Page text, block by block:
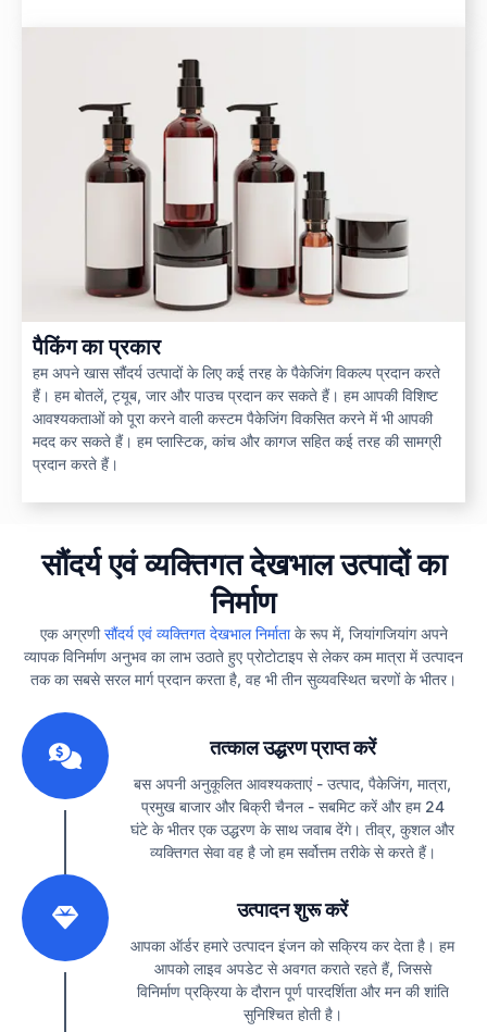
पैकिंग का प्रकार
हम अपने खास सौंदर्य उत्पादों के लिए कई तरह के पैकेजिंग विकल्प प्रदान करते
हैं। हम बोतलें, ट्यूब, जार और पाउच प्रदान कर सकते हैं। हम आपकी विशिष्ट
आवश्यकताओं को पूरा करने वाली कस्टम पैकेजिंग विकसित करने में भी आपकी
मदद कर सकते हैं। हम प्लास्टिक, कांच और कागज सहित कई तरह की सामग्री
प्रदान करते हैं।
सौंदर्य एवं व्यक्तिगत देखभाल उत्पादों का
निर्माण
एक अग्रणीसौंदर्य एवं व्यक्तिगत देखभाल निर्माताके रूप में, जियांगजियांग अपने
व्यापक विनिर्माण अनुभव का लाभ उठाते हुए प्रोटोटाइप से लेकर कम मात्रा में उत्पादन
तक का सबसे सरल मार्ग प्रदान करता है, वह भी तीन सुव्यवस्थित चरणों के भीतर।
तत्काल उद्धरण प्राप्त करें
बस अपनी अनुकूलित आवश्यकताएं - उत्पाद, पैकेजिंग, मात्रा,
प्रमुख बाजार और बिक्री चैनल - सबमिट करें और हम 24
घंटे के भीतर एक उद्धरण के साथ जवाब देंगे। तीव्र, कुशल और
व्यक्तिगत सेवा वह है जो हम सर्वोत्तम तरीके से करते हैं।
उत्पादन शुरू करें
आपका ऑर्डर हमारे उत्पादन इंजन को सक्रिय कर देता है। हम
आपको लाइव अपडेट से अवगत कराते रहते हैं, जिससे
विनिर्माण प्रक्रिया के दौरान पूर्ण पारदर्शिता और मन की शांति
सुनिश्चित होती है।